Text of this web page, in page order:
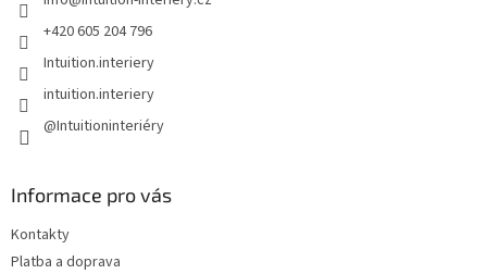
+420 605 204 796
Intuition.interiery
intuition.interiery
@Intuitioninteriéry
Informace pro vás
Kontakty
Platba a doprava